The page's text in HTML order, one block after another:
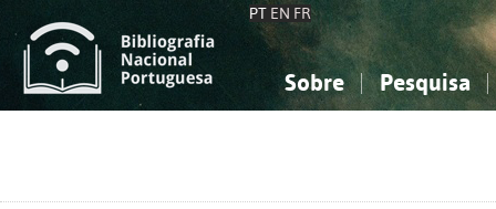
PT EN FR
Sobre Pesquisa